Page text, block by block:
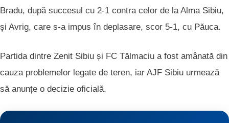
Bradu, după succesul cu 2-1 contra celor de la Alma Sibiu,
și Avrig, care s-a impus în deplasare, scor 5-1, cu Păuca.
Partida dintre Zenit Sibiu și FC Tălmaciu a fost amânată din
cauza problemelor legate de teren, iar AJF Sibiu urmează
să anunțe o decizie oficială.